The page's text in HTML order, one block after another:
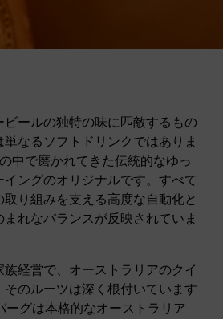
ールの独特の味に匹敵するもの
なるソフトドリンクではありま
中で磨かれてきた伝統的なゆっ
ングのオリジナルです。すべて
り組みを支える高度な自動化と
れなバランスが反映されていま
経営で、オーストラリアのクイ
のルーツは深く根付いています
グは本格的なオーストラリア